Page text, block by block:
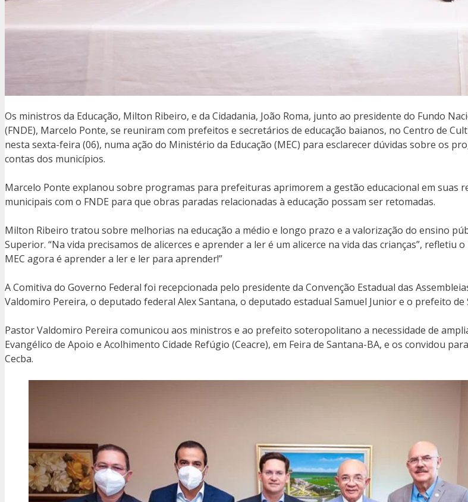
Os ministros da Educação, Milton Ribeiro, e da Cidadania, João Roma, junto ao presidente do Fundo
(FNDE), Marcelo Ponte, se reuniram com prefeitos e secretários de educação baianos, no Centro de
nesta sexta-feira (06), numa ação do Ministério da Educação (MEC) para esclarecer dúvidas sobre os
contas dos municípios.
Marcelo Ponte explanou sobre programas para prefeituras aprimorem a gestão educacional em suas
municipais com o FNDE para que obras paradas relacionadas à educação possam ser retomadas.
Milton Ribeiro tratou sobre melhorias na educação a médio e longo prazo e a valorização do ensino
Superior. “Na vida precisamos de alicerces e aprender a ler é um alicerce na vida das crianças”, refletiu
MEC agora é aprender a ler e ler para aprender!”
A Comitiva do Governo Federal foi recepcionada pelo presidente da Convenção Estadual das
Valdomiro Pereira, o deputado federal Alex Santana, o deputado estadual Samuel Junior e o prefeito de
Pastor Valdomiro Pereira comunicou aos ministros e ao prefeito soteropolitano a necessidade de
Evangélico de Apoio e Acolhimento Cidade Refúgio (Ceacre), em Feira de Santana-BA, e os convidou
Cecba.